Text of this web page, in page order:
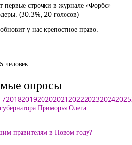
первые строчки в журнале «Форбс»
(30.3%, 20 голосов)
у нас крепостное право.
человек
опросы
20182019202020212022202320242025
Приморья Олега
правителям в Новом году?